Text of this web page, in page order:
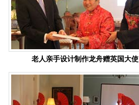
老人亲手设计制作龙舟赠英国大使